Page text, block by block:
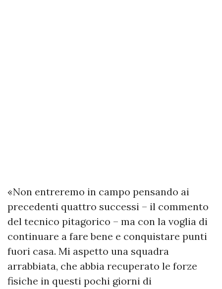
«Non entreremo in campo pensando ai
precedenti quattro successi – il commento
del tecnico pitagorico – ma con la voglia di
continuare a fare bene e conquistare punti
fuori casa. Mi aspetto una squadra
arrabbiata, che abbia recuperato le forze
fisiche in questi pochi giorni di